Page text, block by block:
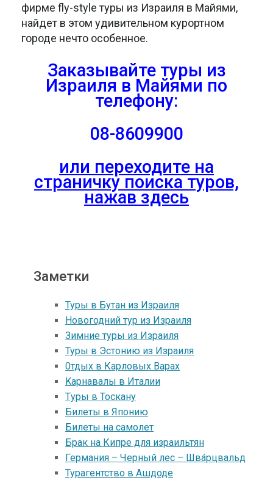
фирме fly-style туры из Израиля в Майями,
найдет в этом удивительном курортном
городе нечто особенное.
Заказывайте туры из
Израиля в Майями по
телефону:
08-8609900
или переходите на
страничку поиска туров,
нажав здесь
Заметки
Туры в Бутан из Израиля
Новогодний тур из Израиля
Зимние туры из Израиля
Туры в Эстонию из Израиля
0тдых в Карловых Варах
Kарнавалы в Италии
Tуры в Тоскану
Билеты в Японию
Билеты на самолет
Брак на Кипре для израильтян
Германия – Черный лес – Шва́рцвальд
Турагентство в Ашдоде